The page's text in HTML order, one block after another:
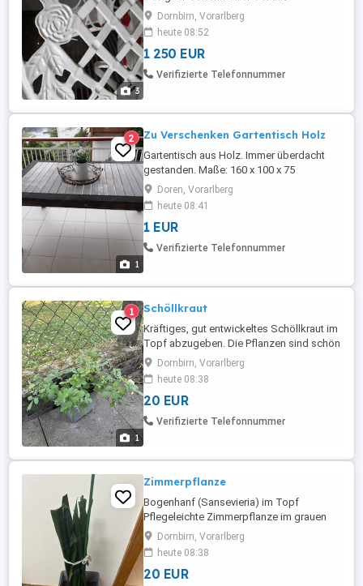
3
Aluminiumguss, brilliantweiss
beschichtet, wie neu. Tisch 138x85 cm. NP
3500 VP 1250
Dornbirn, Vorarlberg
heute 08:52
1 250 EUR
Verifizierte Telefonnummer
1
2 Zu Verschenken Gartentisch Holz
Gartentisch aus Holz. Immer überdacht
gestanden. Maße: 160 x 100 x 75
Doren, Vorarlberg
heute 08:41
1 EUR
Verifizierte Telefonnummer
1
1 Schöllkraut
Kräftiges, gut entwickeltes Schöllkraut im
Topf abzugeben. Die Pflanzen sind schön
angewachsen und können direkt in den
Garten oder einen geeigneten Standort
umgesetzt werden.
Dornbirn, Vorarlberg
heute 08:38
20 EUR
Verifizierte Telefonnummer
Zimmerpflanze
Bogenhanf (Sansevieria) im Topf
Pflegeleichte Zimmerpflanze im grauen
Topf abzugeben. Ca. 50 60 cm hoch,
gesund und ideal für Wohnung oder Büro.
Dornbirn, Vorarlberg
heute 08:38
20 EUR